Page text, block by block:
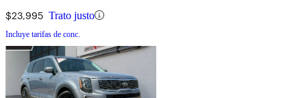
$23,995 Trato justo
Incluye tarifas de conc.